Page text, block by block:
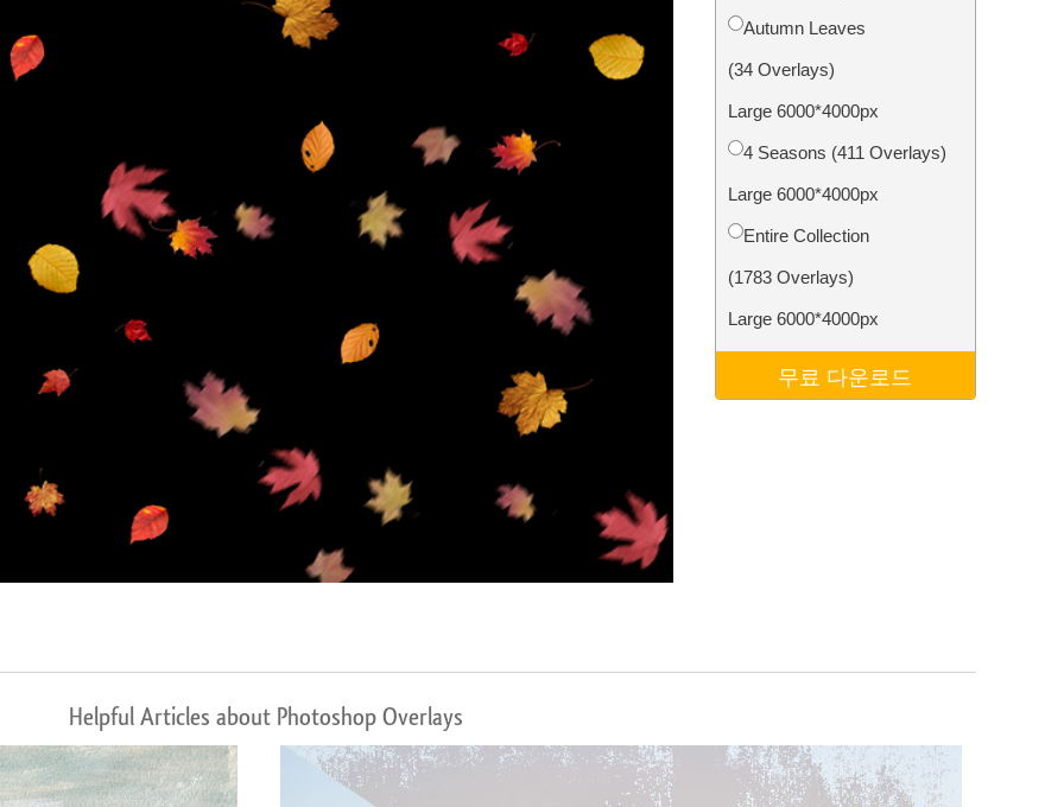
주얼리 리터칭 서비스 AI 훈련 데이터
Autumn Leaves
(34 Overlays)
Large 6000*4000px
4 Seasons (411 Overlays)
Large 6000*4000px
Entire Collection
(1783 Overlays)
Large 6000*4000px
무료 다운로드
Helpful Articles about Photoshop Overlays